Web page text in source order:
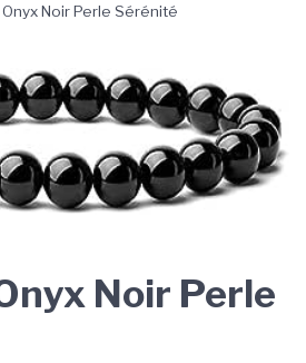
Noir Perle Sérénité
Noir Perle